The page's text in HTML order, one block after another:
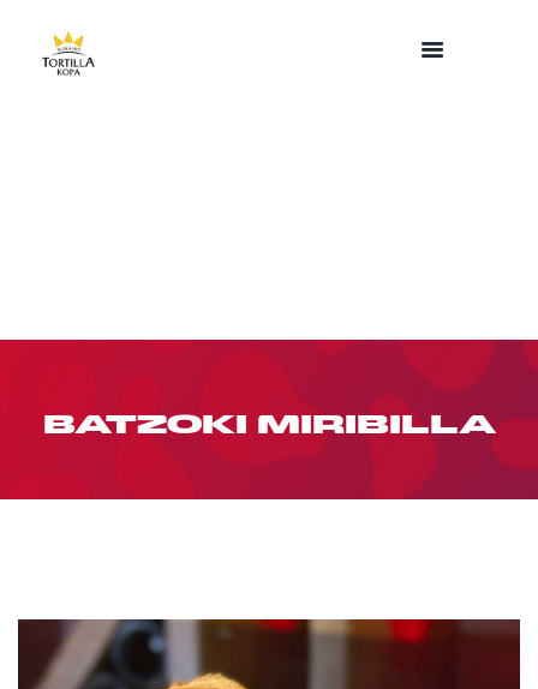
BATZOKI MIRIBILLA